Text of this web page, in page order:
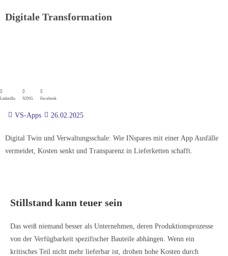
Digitale Transformation
LinkedIn XING Facebook
VS-Apps 26.02.2025
Digital Twin und Verwaltungsschale: Wie INspares mit einer App Ausfälle
vermeidet, Kosten senkt und Transparenz in Lieferketten schafft.
Stillstand kann teuer sein
Das weiß niemand besser als Unternehmen, deren Produktionsprozesse
von der Verfügbarkeit spezifischer Bauteile abhängen. Wenn ein
kritisches Teil nicht mehr lieferbar ist, drohen hohe Kosten durch